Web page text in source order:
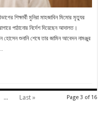
শিক্ষার্থী মুনিরা মাহজাবিন মিমোর মৃত্যুর
পাঠানোর নির্দেশ দিয়েছেন আদালত।
শুনানি শেষে তার জামিন আবেদন নামঞ্জুর
Page 3 of 16
... Last »